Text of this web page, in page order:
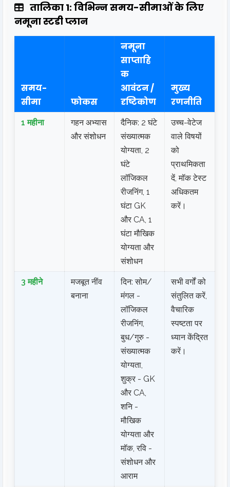
तालिका 1: विभिन्न समय-सीमाओं के लिए
नमूना स्टडी प्लान
समय-
सीमा
फोकस
नमूना
साप्ताहि
क
आवंटन /
दृष्टिकोण
मुख्य
रणनीति
1 महीना
गहन अभ्यास
और संशोधन
दैनिक: 2 घंटे
संख्यात्मक
योग्यता, 2
घंटे
लॉजिकल
रीजनिंग, 1
घंटा GK
और CA, 1
घंटा मौखिक
योग्यता और
संशोधन
उच्च-वेटेज
वाले विषयों
को
प्राथमिकता
दें, मॉक टेस्ट
अधिकतम
करें।
3 महीने
मजबूत नींव
बनाना
दिन: सोम/
मंगल -
लॉजिकल
रीजनिंग,
बुध/गुरु -
संख्यात्मक
योग्यता,
शुक्र - GK
और CA,
शनि -
मौखिक
योग्यता और
मॉक, रवि -
संशोधन और
आराम
सभी वर्गों को
संतुलित करें,
वैचारिक
स्पष्टता पर
ध्यान केंद्रित
करें।